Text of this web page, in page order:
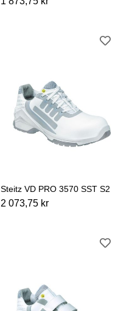
Steitz VD PRO 3570 SST S2
2 073,75 kr